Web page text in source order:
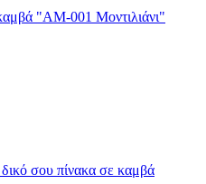
"AM-001 Μοντιλιάνι"
σου πίνακα σε καμβά